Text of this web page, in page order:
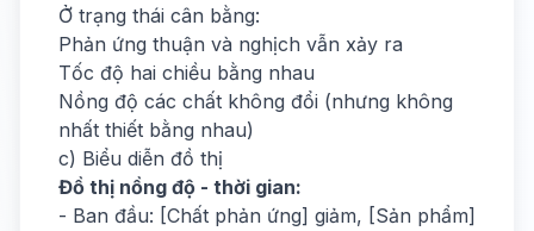
Ở trạng thái cân bằng:
Phản ứng thuận và nghịch vẫn xảy ra
Tốc độ hai chiều bằng nhau
Nồng độ các chất không đổi (nhưng không
nhất thiết bằng nhau)
c) Biểu diễn đồ thị
Đồ thị nồng độ - thời gian:
- Ban đầu: [Chất phản ứng] giảm, [Sản phẩm]